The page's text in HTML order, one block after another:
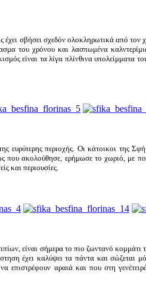
σβήσει σχεδόν ολοκληρωτικά από τον
του χρόνου και λασπωμένα
είναι τα λίγα πλίνθινα υπολείμματα
ευρύτερης περιοχής. Οι κάτοικοι της
ακολούθησε, ερήμωσε το χωριό, με
και περιουσίες.
είναι σήμερα το πιο ζωντανό κομμάτι
έχει καλύψει τα πάντα και σώζεται
επιστρέφουν αραιά και που στη